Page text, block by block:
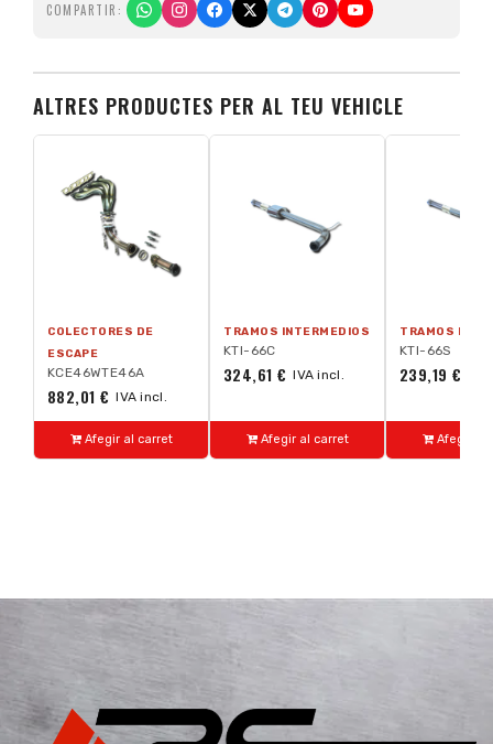
COMPARTIR:
ALTRES PRODUCTES PER AL TEU VEHICLE
COLECTORES DE
ESCAPE
KCE46WTE46A
882,01 € IVA incl.
Afegir al carret
TRAMOS INTERMEDIOS
KTI-66C
324,61 € IVA incl.
Afegir al carret
TRAMOS
KTI-66S
239,19 €
Afegir al